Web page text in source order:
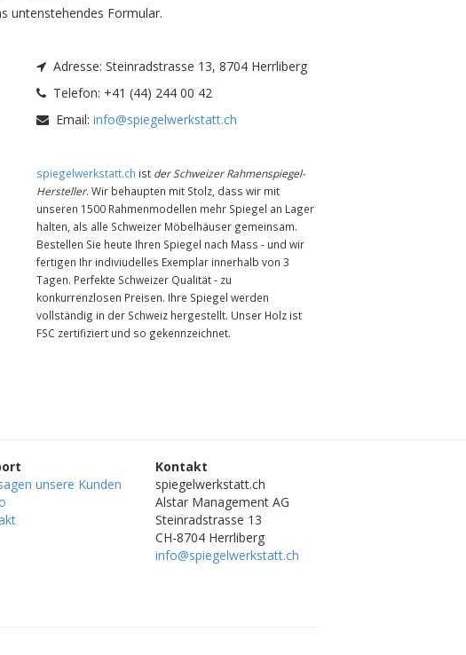
untenstehendes Formular.
Adresse: Steinradstrasse 13, 8704 Herrliberg
Telefon: +41 (44) 244 00 42
Email: info@spiegelwerkstatt.ch
spiegelwerkstatt.ch ist der Schweizer Rahmenspiegel-
Hersteller. Wir behaupten mit Stolz, dass wir mit
unseren 1500 Rahmenmodellen mehr Spiegel an Lager
halten, als alle Schweizer Möbelhäuser gemeinsam.
Bestellen Sie heute Ihren Spiegel nach Mass - und wir
fertigen Ihr indiviudelles Exemplar innerhalb von 3
Tagen. Perfekte Schweizer Qualität - zu
konkurrenzlosen Preisen. Ihre Spiegel werden
vollständig in der Schweiz hergestellt. Unser Holz ist
FSC zertifiziert und so gekennzeichnet.
unsere Kunden
Kontakt
spiegelwerkstatt.ch
Alstar Management AG
Steinradstrasse 13
CH-8704 Herrliberg
info@spiegelwerkstatt.ch